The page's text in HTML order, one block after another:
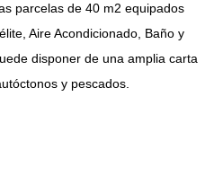
parcelas de 40 m2 equipados
Aire Acondicionado, Baño y
disponer de una amplia carta
y pescados.